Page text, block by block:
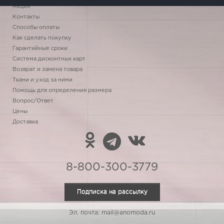
Акции
Контакты
Способы оплаты
Как сделать покупку
Гарантийные сроки
Система дисконтных карт
Возврат и замена товара
Ткани и уход за ними
Помощь для определения размера
Вопрос/Ответ
Цены
Доставка
8-800-300-3779
Подписка на рассылку
Эл. почта: mail@anomoda.ru